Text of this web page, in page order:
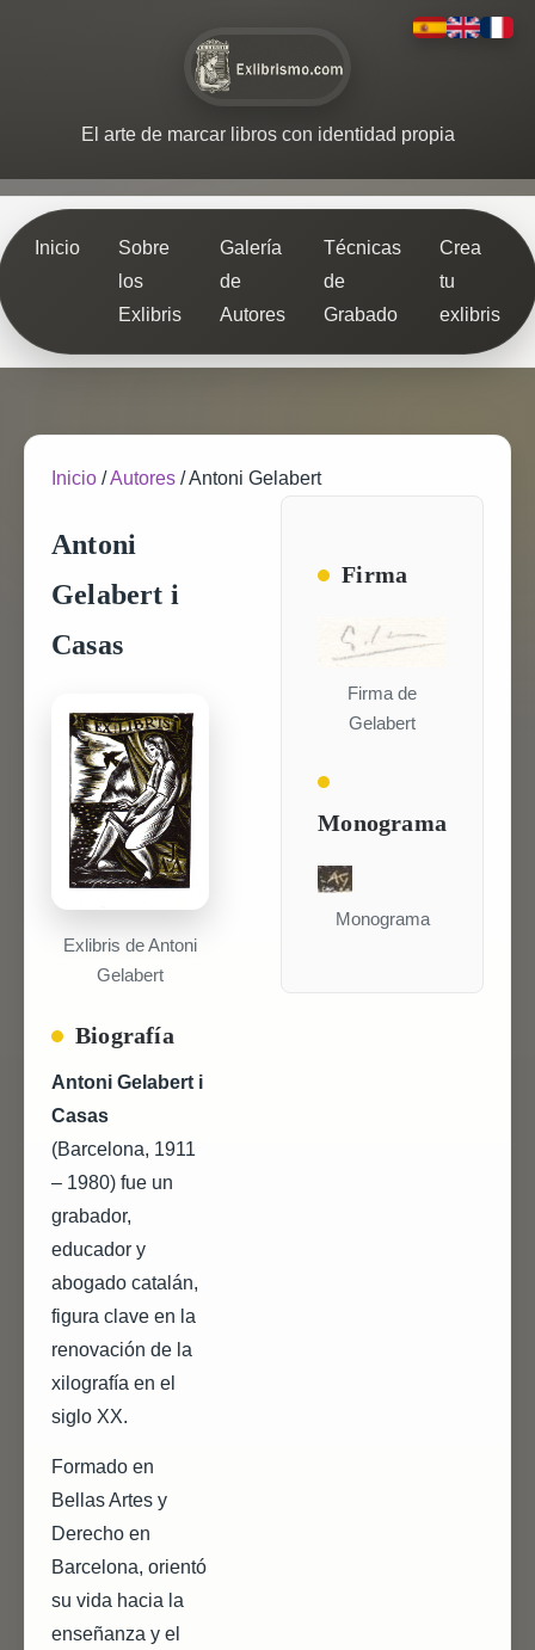
El arte de marcar libros con identidad propia
Inicio
Sobre
los
Exlibris
Galería
de
Autores
Técnicas
de
Grabado
Crea
tu
exlibris
Inicio /Autores /Antoni Gelabert
Antoni
Gelabert i
Casas
Exlibris de Antoni
Gelabert
Biografía
Antoni Gelabert i
Casas
(Barcelona, 1911
– 1980) fue un
grabador,
educador y
abogado catalán,
figura clave en la
renovación de la
xilografía en el
siglo XX.
Formado en
Bellas Artes y
Derecho en
Barcelona, orientó
su vida hacia la
enseñanza y el
Firma
Firma de
Gelabert
Monograma
Monograma